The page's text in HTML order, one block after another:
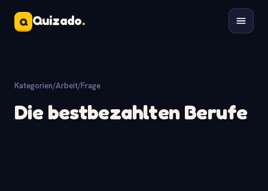
Q Quizado.
Kategorien/Arbeit/Frage
Die bestbezahlten Berufe